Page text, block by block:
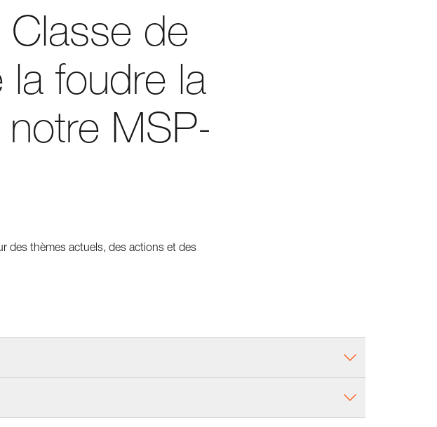
Classe de
foudre la
MSP-
des thèmes actuels, des actions et des